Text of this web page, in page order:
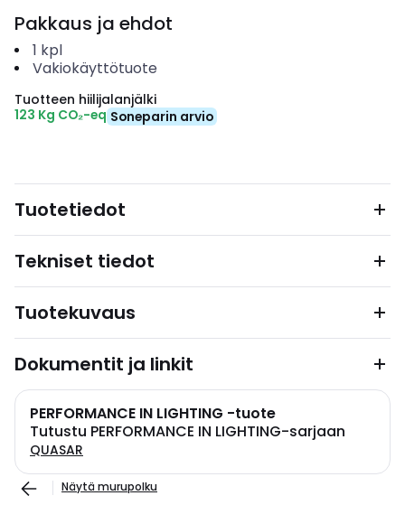
Pakkaus ja ehdot
1 kpl
Vakiokäyttötuote
Tuotteen hiilijalanjälki
123 Kg CO₂-eq Soneparin arvio
Tuotetiedot
Tekniset tiedot
Tuotekuvaus
Dokumentit ja linkit
PERFORMANCE IN LIGHTING -tuote
Tutustu PERFORMANCE IN LIGHTING-sarjaan
QUASAR
Näytä murupolku